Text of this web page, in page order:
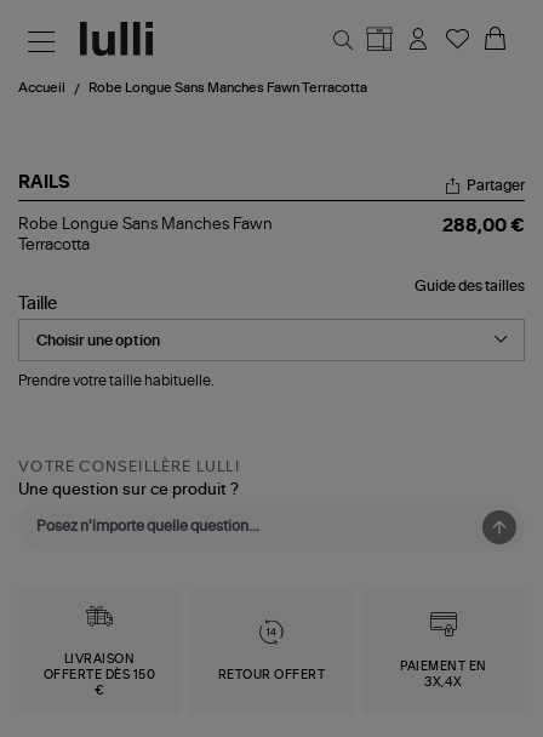
Accueil Robe Longue Sans Manches Fawn Terracotta
RAILS
Robe
Longue
Fawn
Terracotta
Partager
Robe Longue Sans Manches Fawn
Terracotta
288,00 €
Guide des tailles
Taille
Prendre votre taille habituelle.
VOTRE CONSEILLÈRE LULLI
Une question sur ce produit ?
LIVRAISON
OFFERTE DÈS 150
€
RETOUR OFFERT
PAIEMENT EN
3X,4X